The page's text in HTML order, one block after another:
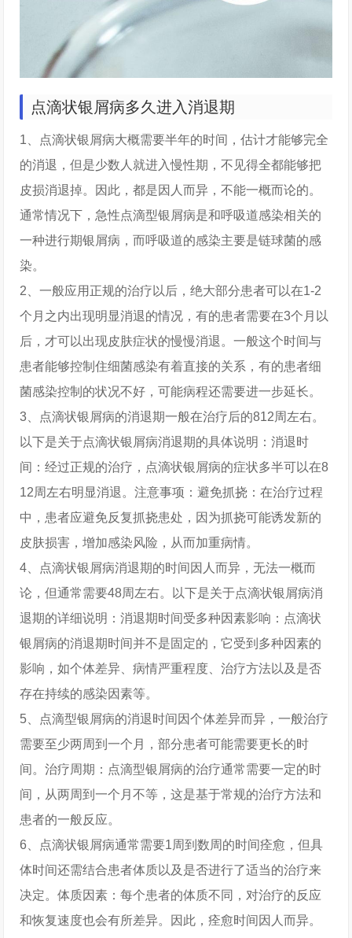
点滴状银屑病多久进入消退期
1、点滴状银屑病大概需要半年的时间，估计才能够完全
的消退，但是少数人就进入慢性期，不见得全都能够把
皮损消退掉。因此，都是因人而异，不能一概而论的。
通常情况下，急性点滴型银屑病是和呼吸道感染相关的
一种进行期银屑病，而呼吸道的感染主要是链球菌的感
染。
2、一般应用正规的治疗以后，绝大部分患者可以在1-2
个月之内出现明显消退的情况，有的患者需要在3个月以
后，才可以出现皮肤症状的慢慢消退。一般这个时间与
患者能够控制住细菌感染有着直接的关系，有的患者细
菌感染控制的状况不好，可能病程还需要进一步延长。
3、点滴状银屑病的消退期一般在治疗后的812周左右。
以下是关于点滴状银屑病消退期的具体说明：消退时
间：经过正规的治疗，点滴状银屑病的症状多半可以在8
12周左右明显消退。注意事项：避免抓挠：在治疗过程
中，患者应避免反复抓挠患处，因为抓挠可能诱发新的
皮肤损害，增加感染风险，从而加重病情。
4、点滴状银屑病消退期的时间因人而异，无法一概而
论，但通常需要48周左右。以下是关于点滴状银屑病消
退期的详细说明：消退期时间受多种因素影响：点滴状
银屑病的消退期时间并不是固定的，它受到多种因素的
影响，如个体差异、病情严重程度、治疗方法以及是否
存在持续的感染因素等。
5、点滴型银屑病的消退时间因个体差异而异，一般治疗
需要至少两周到一个月，部分患者可能需要更长的时
间。治疗周期：点滴型银屑病的治疗通常需要一定的时
间，从两周到一个月不等，这是基于常规的治疗方法和
患者的一般反应。
6、点滴状银屑病通常需要1周到数周的时间痊愈，但具
体时间还需结合患者体质以及是否进行了适当的治疗来
决定。体质因素：每个患者的体质不同，对治疗的反应
和恢复速度也会有所差异。因此，痊愈时间因人而异。